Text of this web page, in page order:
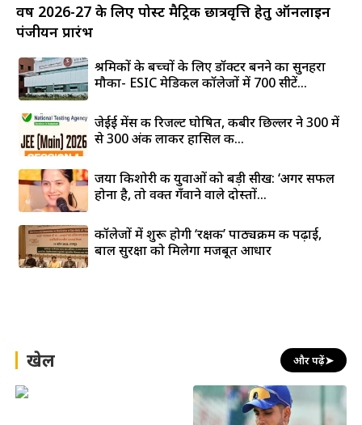
वर्ष 2026-27 के लिए पोस्ट मैट्रिक छात्रवृत्ति हेतु ऑनलाइन
पंजीयन प्रारंभ
श्रमिकों के बच्चों के लिए डॉक्टर बनने का सुनहरा
मौका- ESIC मेडिकल कॉलेजों में 700 सीटें...
जेईई मेंस की रिजल्ट घोषित, कबीर छिल्लर ने 300 में
से 300 अंक लाकर हासिल की...
जया किशोरी की युवाओं को बड़ी सीख: ‘अगर सफल
होना है, तो वक्त गँवाने वाले दोस्तों...
कॉलेजों में शुरू होगी ‘रक्षक’ पाठ्यक्रम की पढ़ाई,
बाल सुरक्षा को मिलेगा मजबूत आधार
खेल और पढ़ें➤